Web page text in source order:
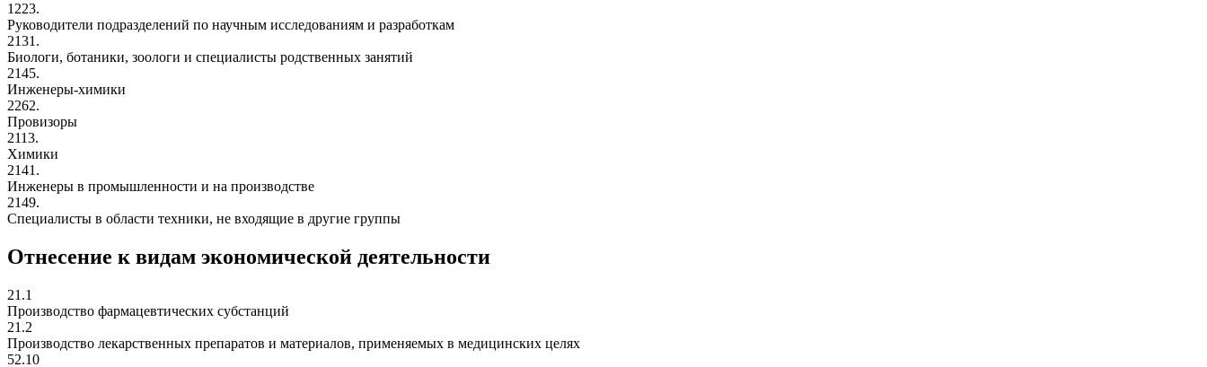
1223.
Руководители подразделений по научным исследованиям и разработкам
2131.
Биологи, ботаники, зоологи и специалисты родственных занятий
2145.
Инженеры-химики
2262.
Провизоры
2113.
Химики
2141.
Инженеры в промышленности и на производстве
2149.
Специалисты в области техники, не входящие в другие группы
Отнесение к видам экономической деятельности
21.1
Производство фармацевтических субстанций
21.2
Производство лекарственных препаратов и материалов, применяемых в медицинских целях
52.10